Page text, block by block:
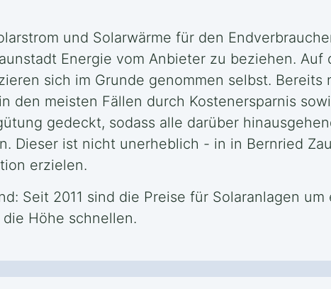
und Solarwärme für den
Energie vom Anbieter zu beziehen.
sich im Grunde genommen selbst.
den meisten Fällen durch Kostenersparnis
gedeckt, sodass alle darüber
Dieser ist nicht unerheblich - in in Bernried
erzielen.
Seit 2011 sind die Preise für Solaranlagen
Höhe schnellen.